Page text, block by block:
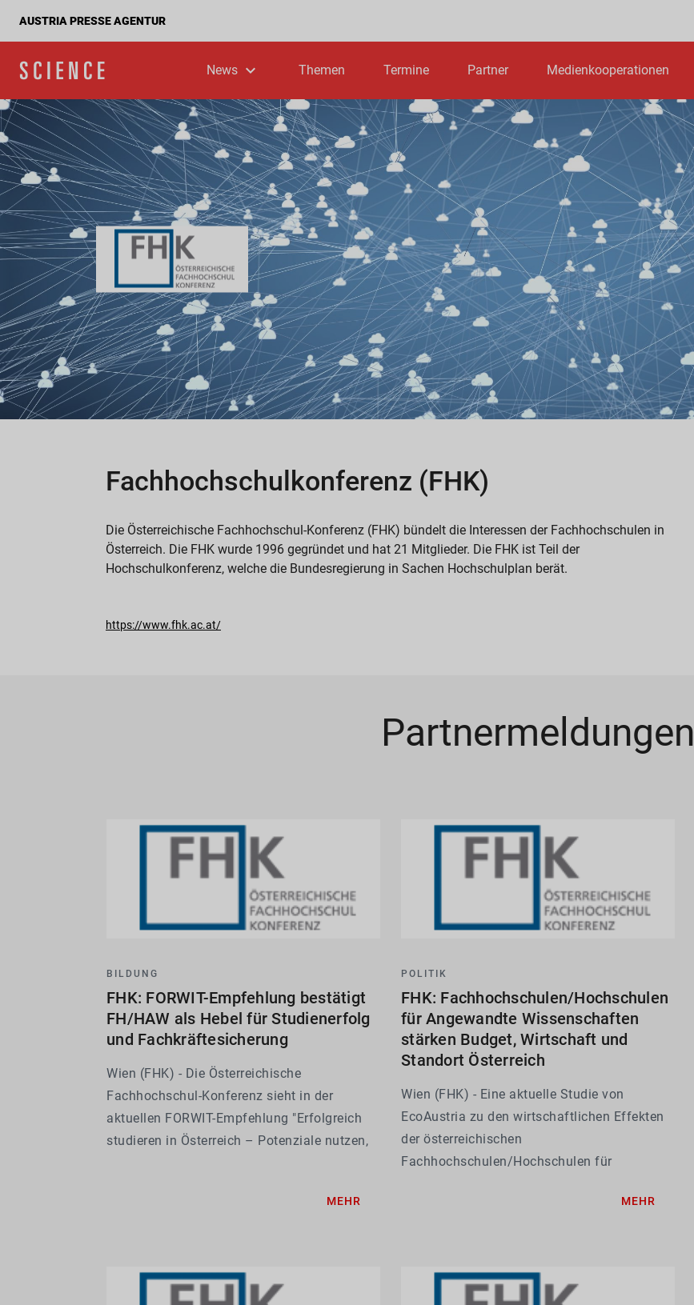
AUSTRIA PRESSE AGENTUR
News Themen Termine Partner Medienkooperationen
Fachhochschulkonferenz (FHK)
Die Österreichische Fachhochschul-Konferenz (FHK) bündelt die Interessen der Fachhochschulen in
Österreich. Die FHK wurde 1996 gegründet und hat 21 Mitglieder. Die FHK ist Teil der
Hochschulkonferenz, welche die Bundesregierung in Sachen Hochschulplan berät.
https://www.fhk.ac.at/
Partnermeldungen
BILDUNG
FHK: FORWIT-Empfehlung bestätigt
FH/HAW als Hebel für Studienerfolg
und Fachkräftesicherung
Wien (FHK) - Die Österreichische
Fachhochschul-Konferenz sieht in der
aktuellen FORWIT-Empfehlung "Erfolgreich
studieren in Österreich – Potenziale nutzen,
MEHR
POLITIK
FHK: Fachhochschulen/Hochschulen
für Angewandte Wissenschaften
stärken Budget, Wirtschaft und
Standort Österreich
Wien (FHK) - Eine aktuelle Studie von
EcoAustria zu den wirtschaftlichen Effekten
der österreichischen
Fachhochschulen/Hochschulen für
deutlich: Investitionen in FH/HAW rechnen
MEHR